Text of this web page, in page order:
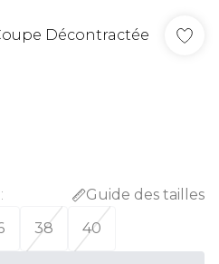
Décontractée
:
Guide des tailles
38 40